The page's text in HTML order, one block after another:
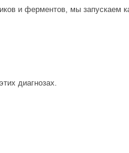
и ферментов, мы запускаем
диагнозах.